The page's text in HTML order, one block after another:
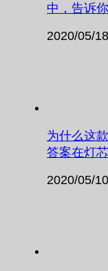
中，告诉
2020/05/18
为什么这
答案在灯
2020/05/10